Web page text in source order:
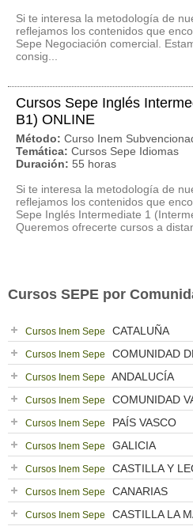
Si te interesa la metodología de
reflejamos los contenidos que
Sepe Negociación comercial.
consig...
Cursos Sepe Inglés
B1) ONLINE
Método: Curso Inem
Temática: Cursos Sepe Idiomas
Duración: 55 horas
Si te interesa la metodología de
reflejamos los contenidos que
Sepe Inglés Intermediate 1
Queremos ofrecerte cursos a
Cursos SEPE por
Cursos Inem Sepe CATALUÑA
Cursos Inem Sepe COMUNIDAD
Cursos Inem Sepe ANDALUCÍA
Cursos Inem Sepe COMUNIDAD
Cursos Inem Sepe PAÍS VASCO
Cursos Inem Sepe GALICIA
Cursos Inem Sepe CASTILLA Y
Cursos Inem Sepe CANARIAS
Cursos Inem Sepe CASTILLA LA